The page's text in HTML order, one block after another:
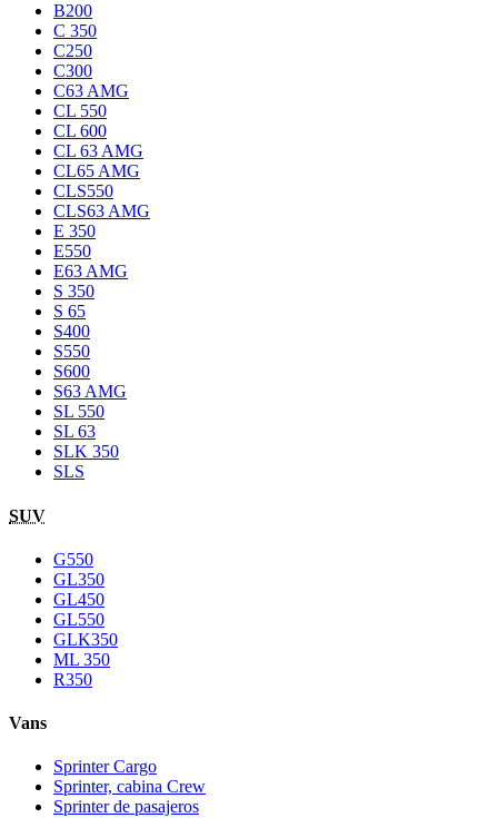
B200
C 350
C250
C300
C63 AMG
CL 550
CL 600
CL 63 AMG
CL65 AMG
CLS550
CLS63 AMG
E 350
E550
E63 AMG
S 350
S 65
S400
S550
S600
S63 AMG
SL 550
SL 63
SLK 350
SLS
SUV
G550
GL350
GL450
GL550
GLK350
ML 350
R350
Vans
Sprinter Cargo
Sprinter, cabina Crew
Sprinter de pasajeros